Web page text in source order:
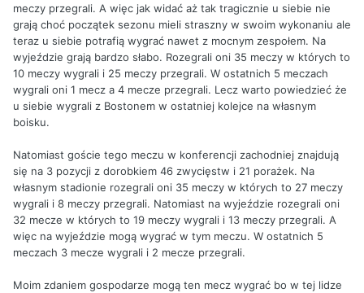
meczy przegrali. A więc jak widać aż tak tragicznie u siebie nie
grają choć początek sezonu mieli straszny w swoim wykonaniu ale
teraz u siebie potrafią wygrać nawet z mocnym zespołem. Na
wyjeździe grają bardzo słabo. Rozegrali oni 35 meczy w których to
10 meczy wygrali i 25 meczy przegrali. W ostatnich 5 meczach
wygrali oni 1 mecz a 4 mecze przegrali. Lecz warto powiedzieć że
u siebie wygrali z Bostonem w ostatniej kolejce na własnym
boisku.
Natomiast goście tego meczu w konferencji zachodniej znajdują
się na 3 pozycji z dorobkiem 46 zwycięstw i 21 porażek. Na
własnym stadionie rozegrali oni 35 meczy w których to 27 meczy
wygrali i 8 meczy przegrali. Natomiast na wyjeździe rozegrali oni
32 mecze w których to 19 meczy wygrali i 13 meczy przegrali. A
więc na wyjeździe mogą wygrać w tym meczu. W ostatnich 5
meczach 3 mecze wygrali i 2 mecze przegrali.
Moim zdaniem gospodarze mogą ten mecz wygrać bo w tej lidze